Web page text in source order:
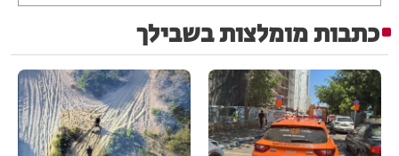
כתבות מומלצות בשבילך